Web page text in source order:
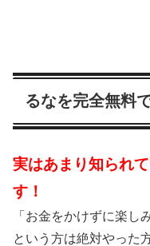
るなを完全無料
実はあまり知られ
す！
「お金をかけずに楽し
という方は絶対やった